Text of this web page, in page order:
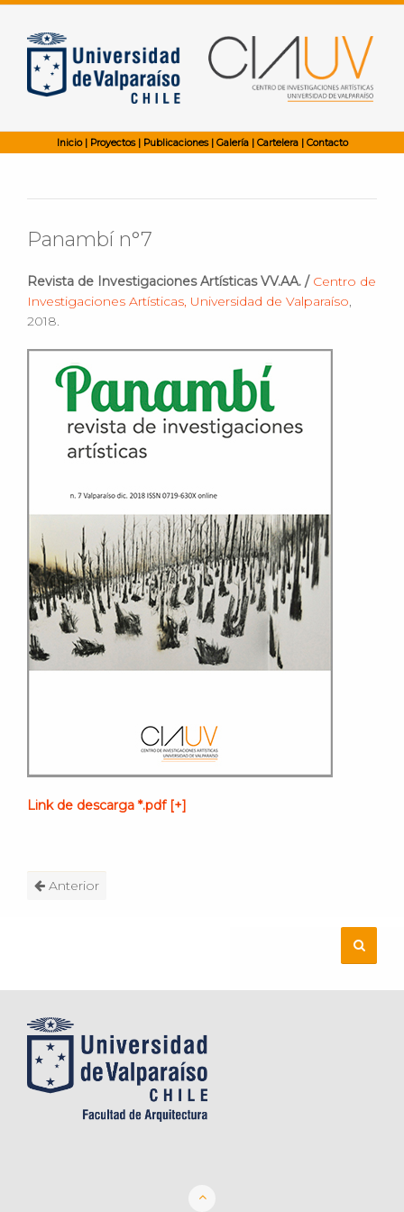
Inicio| Proyectos| Publicaciones| Galería| Cartelera| Contacto
Panambí n°7
Revista de Investigaciones Artísticas VV.AA. / Centro de
Investigaciones Artísticas, Universidad de Valparaíso,
2018.
Link de descarga *.pdf [+]
Anterior